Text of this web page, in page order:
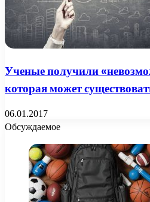
Ученые получили
которая может
06.01.2017
Обсуждаемое